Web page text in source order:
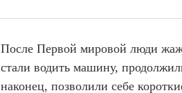
После Первой мировой люди
стали водить машину,
наконец, позволили себе